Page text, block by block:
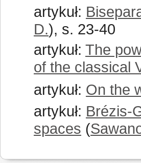
artykuł:
D.), s. 23-40
artykuł: The
of the classical
artykuł: On the
artykuł: Brézis-
spaces (